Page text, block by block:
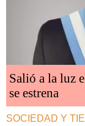
Salió a la luz
se estrena
SOCIEDAD Y